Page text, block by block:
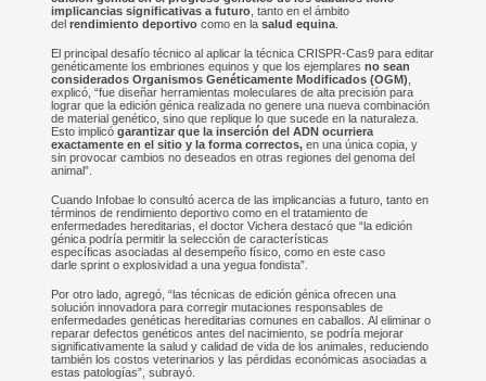
implicancias significativas a futuro, tanto en el ámbito
del rendimiento deportivocomo en la salud equina.
El principal desafío técnico al aplicar la técnica CRISPR-Cas9 para editar
genéticamente los embriones equinos y que los ejemplares no sean
considerados Organismos Genéticamente Modificados (OGM)
explicó, “fue diseñar herramientas moleculares de alta precisión para
lograr que la edición génica realizada no genere una nueva combinación
de material genético, sino que replique lo que sucede en la naturaleza.
Esto implicó garantizar que la inserción del ADN ocurriera
exactamente en el sitio y la forma correctos, en una única copia, y
sin provocar cambios no deseados en otras regiones del genoma del
animal”.
Cuando Infobae lo consultó acerca de las implicancias a futuro, tanto en
términos de rendimiento deportivo como en el tratamiento de
enfermedades hereditarias, el doctor Vichera destacó que “la edición
génica podría permitir la selección de características
específicas asociadas al desempeño físico, como en este caso
darle sprint o explosividad a una yegua fondista”.
Por otro lado, agregó, “las técnicas de edición génica ofrecen una
solución innovadora para corregir mutaciones responsables de
enfermedades genéticas hereditarias comunes en caballos. Al eliminar o
reparar defectos genéticos antes del nacimiento, se podría mejorar
significativamente la salud y calidad de vida de los animales, reduciendo
también los costos veterinarios y las pérdidas económicas asociadas a
estas patologías”, subrayó.